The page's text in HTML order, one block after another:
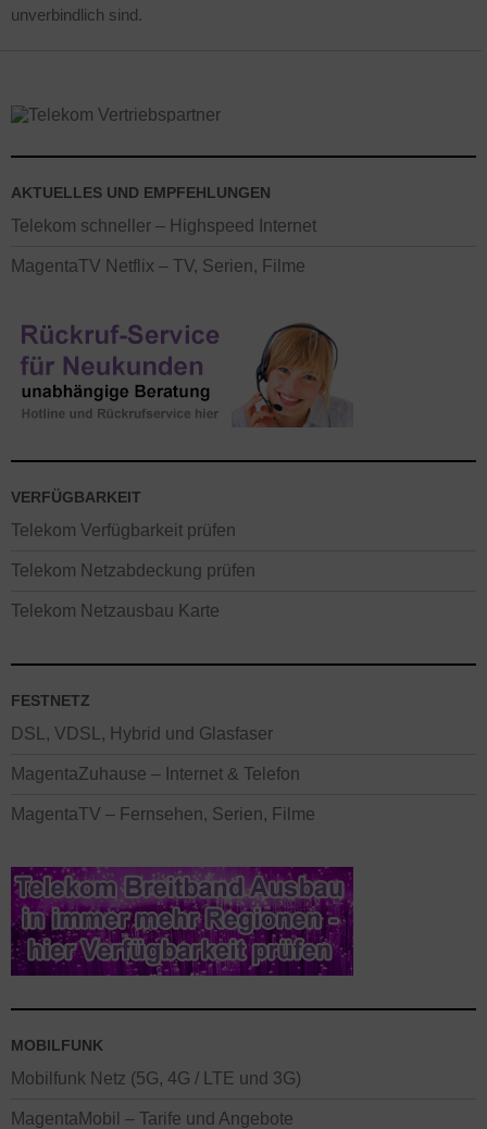
unverbindlich sind.
AKTUELLES UND EMPFEHLUNGEN
Telekom schneller – Highspeed Internet
MagentaTV Netflix – TV, Serien, Filme
VERFÜGBARKEIT
Telekom Verfügbarkeit prüfen
Telekom Netzabdeckung prüfen
Telekom Netzausbau Karte
FESTNETZ
DSL, VDSL, Hybrid und Glasfaser
MagentaZuhause – Internet & Telefon
MagentaTV – Fernsehen, Serien, Filme
MOBILFUNK
Mobilfunk Netz (5G, 4G / LTE und 3G)
MagentaMobil – Tarife und Angebote